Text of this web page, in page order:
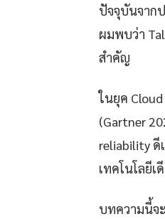
ปัจจุบันจาก
ผมพบว่า
สำคัญ
ในยุค
(Gartner
reliability ดี
เทคโนโลยีเ
บทความนี้จ